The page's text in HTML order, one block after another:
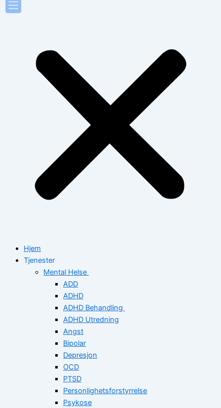
Hjem
Tjenester
Mental Helse
ADD
ADHD
ADHD Behandling
ADHD Utredning
Angst
Bipolar
Depresjon
OCD
PTSD
Personlighetsforstyrrelse
Psykose